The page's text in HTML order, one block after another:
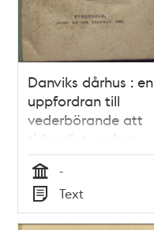
Danviks dårhus : en
uppfordran till
vederbörande att
tidsenligt reglera
vården om
Stockholms
sinnessjuke / af C. U.
Sondén
Tid
-
Typ
Text